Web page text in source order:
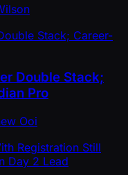
Double Stack;
Pro
Ooi